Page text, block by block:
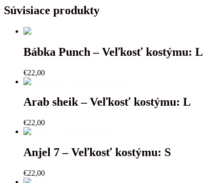
-
Veľkosť
Súvisiace produkty
Bábka Punch – Veľkosť kostýmu: L
€22,00
Arab sheik – Veľkosť kostýmu: L
€22,00
Anjel 7 – Veľkosť kostýmu: S
€22,00